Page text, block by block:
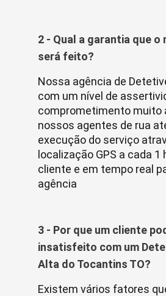
2 - Qual a garantia que o
será feito?
Nossa agência de
com um nível de
comprometimento muito
nossos agentes de rua
execução do serviço
localização GPS a cada
cliente e em tempo real
agência
3 - Por que um cliente
insatisfeito com um
Alta do Tocantins TO?
Existem vários fatores